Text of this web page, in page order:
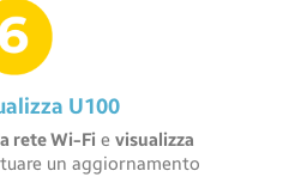
U100
rete Wi-Fi e visualizza
un aggiornamento